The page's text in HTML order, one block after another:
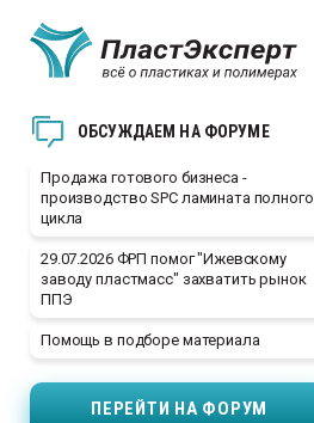
ОБСУЖДАЕМ НА ФОРУМЕ
Продажа готового бизнеса -
производство SPC ламината полного
цикла
29.07.2026 ФРП помог "Ижевскому
заводу пластмасс" захватить рынок
ППЭ
Помощь в подборе материала
ПЕРЕЙТИ НА ФОРУМ